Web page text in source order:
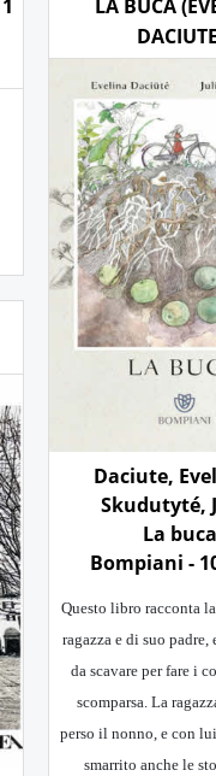
LA BUCA
Daciute,
Skudutyté,
La buca
Bompiani -
Questo libro racconta
ragazza e di suo padre,
da scavare per fare i
scomparsa. La
perso il nonno, e con
smarrito anche le